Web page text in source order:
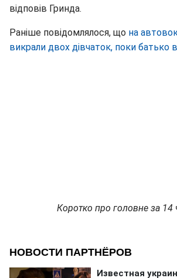
відповів Гринда.
Раніше повідомлялося, що на
викрали двох дівчаток, поки батько
Коротко про головне за 14